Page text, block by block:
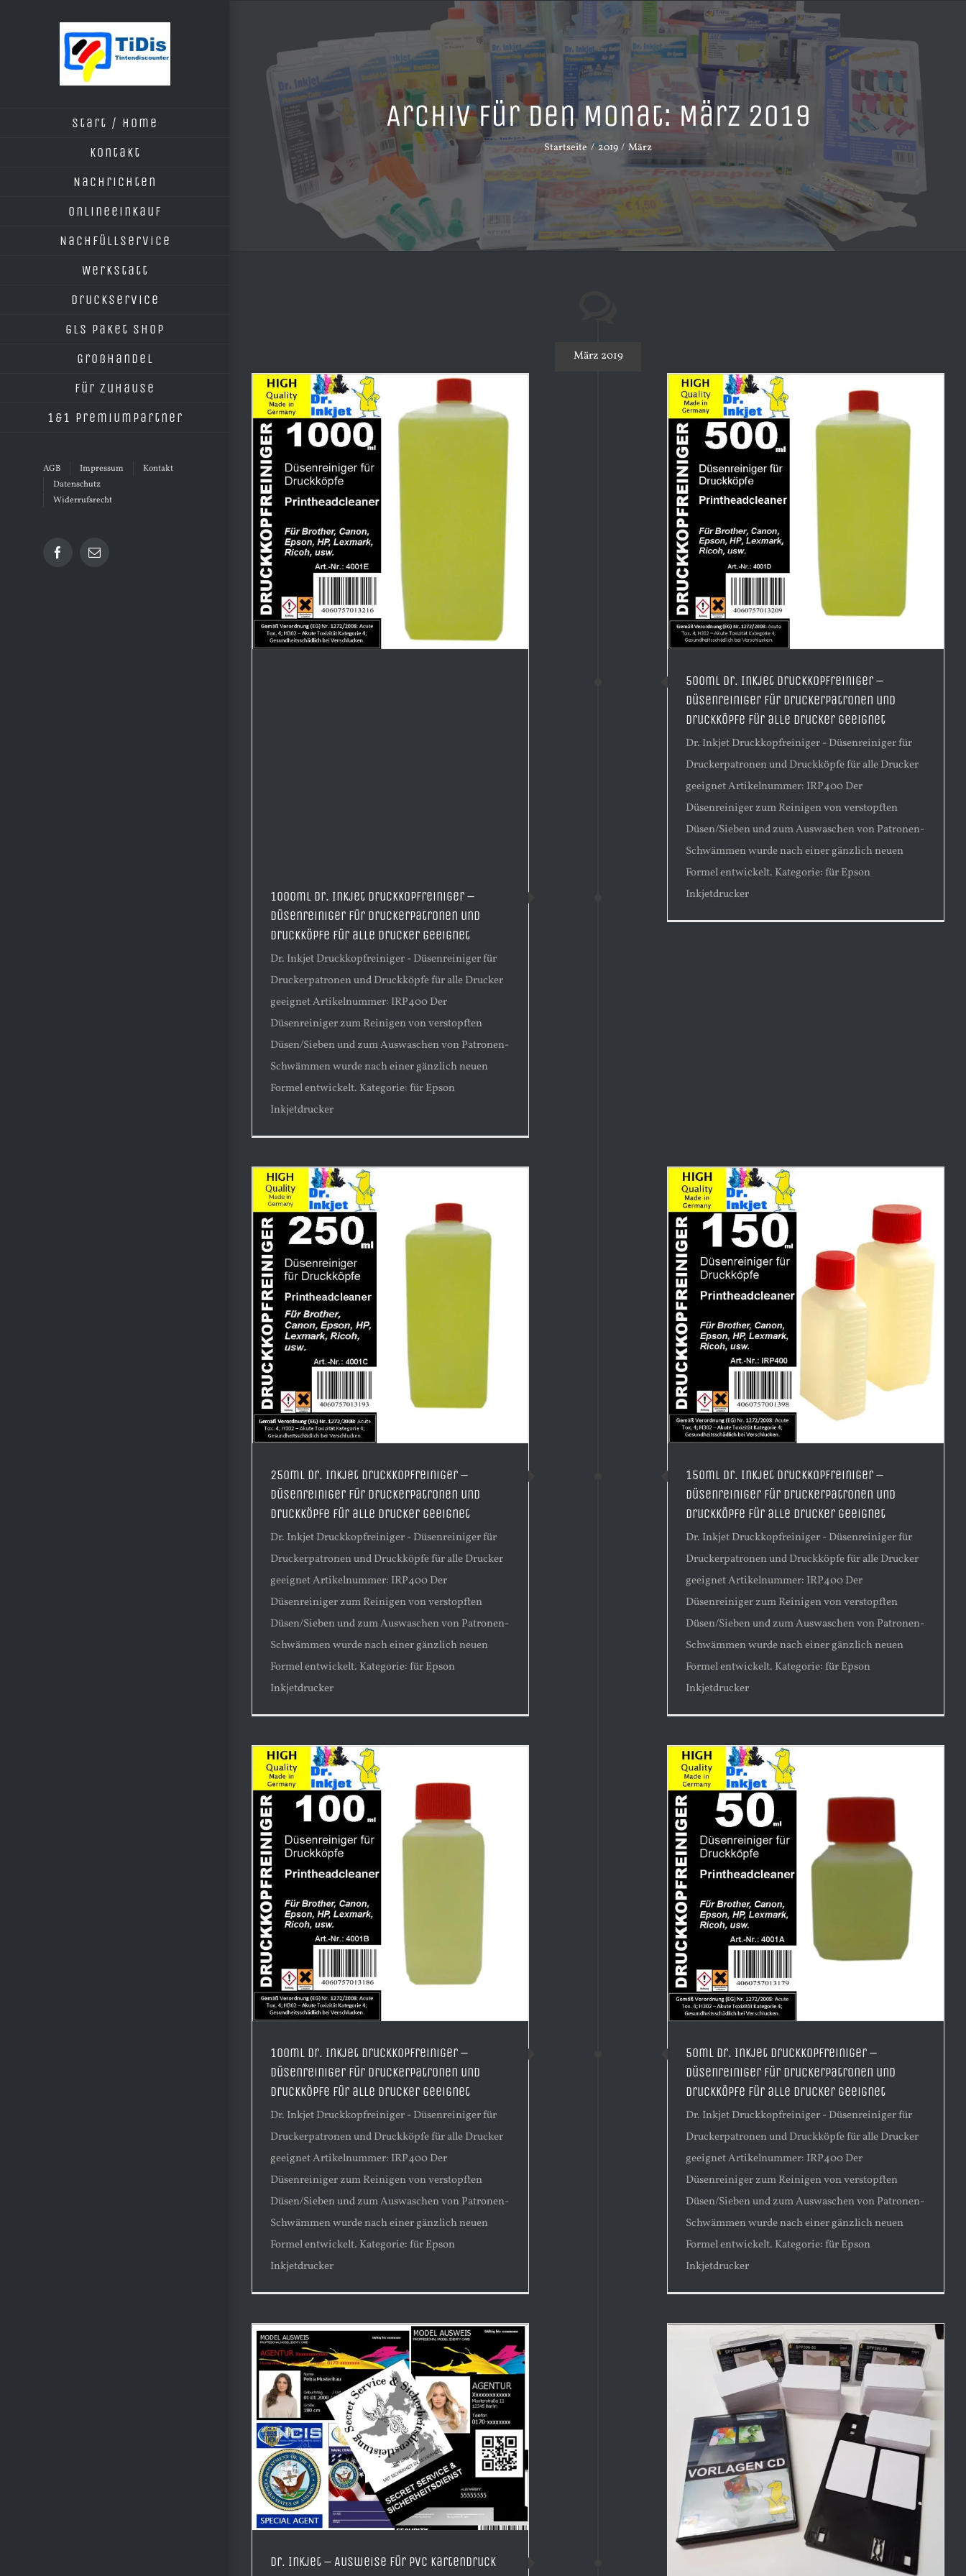
Start / Home
Kontakt
Nachrichten
Onlineeinkauf
Nachfüllservice
Werkstatt
Druckservice
GLS Paket Shop
Großhandel
Für Zuhause
1&1 Premiumpartner
AGB Impressum
Kontakt
Datenschutz
Widerrufsrecht
Facebook
E-
Archiv für den Monat:März 2019
Startseite 2019 März
März 2019
1000ml Dr. Inkjet Druckkopfreiniger –
Düsenreiniger für Druckerpatronen und
Druckköpfe für alle Drucker geeignet
Dr. Inkjet Druckkopfreiniger - Düsenreiniger für
Druckerpatronen und Druckköpfe für alle Drucker
geeignet Artikelnummer: IRP400 Der
Düsenreiniger zum Reinigen von verstopften
Düsen/Sieben und zum Auswaschen von Patronen-
Schwämmen wurde nach einer gänzlich neuen
Formel entwickelt. Kategorie: für Epson
Inkjetdrucker
500ml Dr. Inkjet Druckkopfreiniger –
Düsenreiniger für Druckerpatronen und
Druckköpfe für alle Drucker geeignet
Dr. Inkjet Druckkopfreiniger - Düsenreiniger für
Druckerpatronen und Druckköpfe für alle Drucker
geeignet Artikelnummer: IRP400 Der
Düsenreiniger zum Reinigen von verstopften
Düsen/Sieben und zum Auswaschen von Patronen-
Schwämmen wurde nach einer gänzlich neuen
Formel entwickelt. Kategorie: für Epson
Inkjetdrucker
250ml Dr. Inkjet Druckkopfreiniger –
Düsenreiniger für Druckerpatronen und
Druckköpfe für alle Drucker geeignet
Dr. Inkjet Druckkopfreiniger - Düsenreiniger für
Druckerpatronen und Druckköpfe für alle Drucker
geeignet Artikelnummer: IRP400 Der
Düsenreiniger zum Reinigen von verstopften
Düsen/Sieben und zum Auswaschen von Patronen-
Schwämmen wurde nach einer gänzlich neuen
Formel entwickelt. Kategorie: für Epson
Inkjetdrucker
150ml Dr. Inkjet Druckkopfreiniger –
Düsenreiniger für Druckerpatronen und
Druckköpfe für alle Drucker geeignet
Dr. Inkjet Druckkopfreiniger - Düsenreiniger für
Druckerpatronen und Druckköpfe für alle Drucker
geeignet Artikelnummer: IRP400 Der
Düsenreiniger zum Reinigen von verstopften
Düsen/Sieben und zum Auswaschen von Patronen-
Schwämmen wurde nach einer gänzlich neuen
Formel entwickelt. Kategorie: für Epson
Inkjetdrucker
100ml Dr. Inkjet Druckkopfreiniger –
Düsenreiniger für Druckerpatronen und
Druckköpfe für alle Drucker geeignet
Dr. Inkjet Druckkopfreiniger - Düsenreiniger für
Druckerpatronen und Druckköpfe für alle Drucker
geeignet Artikelnummer: IRP400 Der
Düsenreiniger zum Reinigen von verstopften
Düsen/Sieben und zum Auswaschen von Patronen-
Schwämmen wurde nach einer gänzlich neuen
Formel entwickelt. Kategorie: für Epson
Inkjetdrucker
50ml Dr. Inkjet Druckkopfreiniger –
Düsenreiniger für Druckerpatronen und
Druckköpfe für alle Drucker geeignet
Dr. Inkjet Druckkopfreiniger - Düsenreiniger für
Druckerpatronen und Druckköpfe für alle Drucker
geeignet Artikelnummer: IRP400 Der
Düsenreiniger zum Reinigen von verstopften
Düsen/Sieben und zum Auswaschen von Patronen-
Schwämmen wurde nach einer gänzlich neuen
Formel entwickelt. Kategorie: für Epson
Inkjetdrucker
Dr. Inkjet – Ausweise für PVC Kartendruck